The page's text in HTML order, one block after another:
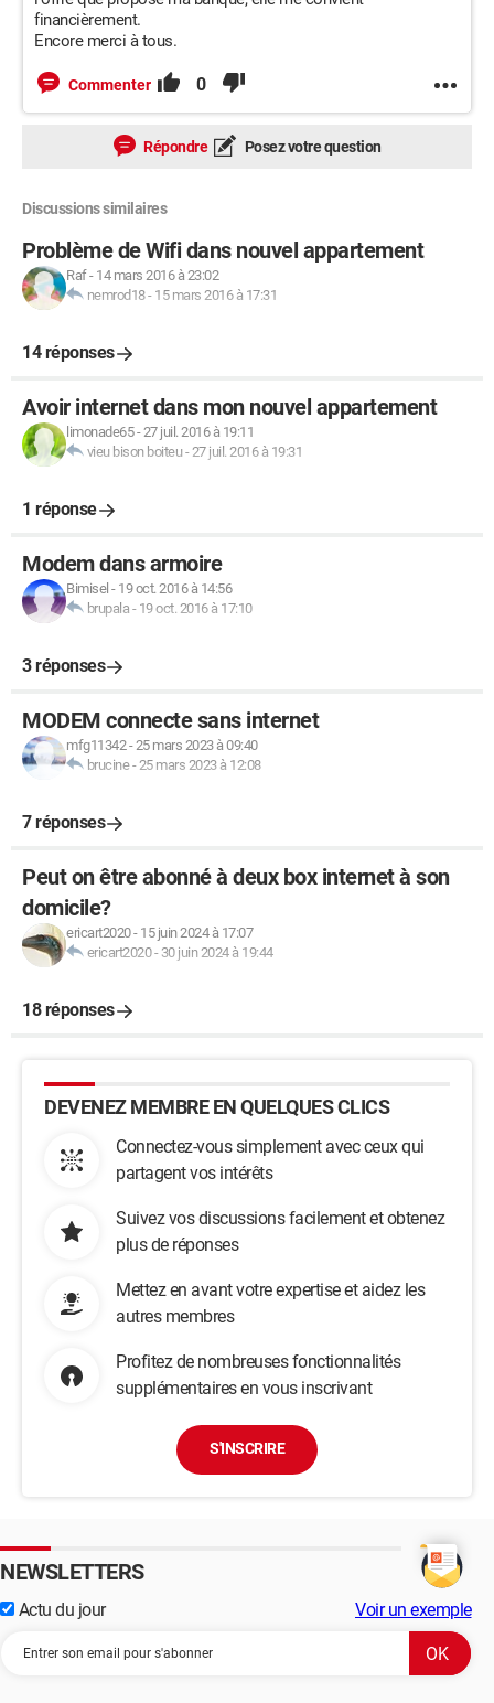
financièrement.
Encore merci à tous.
Commenter 0
Répondre Posez votre question
Discussions similaires
Problème de Wifi dans nouvel appartement
Raf- 14 mars 2016 à 23:02
nemrod18- 15 mars 2016 à 17:31
14 réponses
Avoir internet dans mon nouvel appartement
limonade65-27 juil. 2016 à 19:11
vieu bison boiteu-27 juil. 2016 à 19:31
1 réponse
Modem dans armoire
Bimisel - 19 oct. 2016 à 14:56
brupala - 19 oct. 2016 à 17:10
3 réponses
MODEM connecte sans internet
mfg11342-25 mars 2023 à 09:40
brucine-25 mars 2023 à 12:08
7 réponses
Peut on être abonné à deux box internet à son
domicile?
ericart2020- 15 juin 2024 à 17:07
ericart2020- 30 juin 2024 à 19:44
18 réponses
DEVENEZ MEMBRE EN QUELQUES CLICS
Connectez-vous simplement avec ceux qui
partagent vos intérêts
Suivez vos discussions facilement et obtenez
plus de réponses
Mettez en avant votre expertise et aidez les
autres membres
Profitez de nombreuses fonctionnalités
supplémentaires en vous inscrivant
S'INSCRIRE
NEWSLETTERS
Actu du jour Voir un exemple